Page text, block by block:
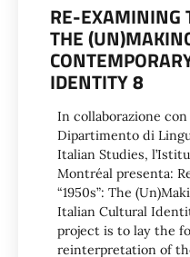
RE-EXAMINING
THE
IDENTITY 8
In collaborazione
Dipartimento di
Italian Studies,
Montréal presenta:
“1950s”: The
Italian Cultural
project is to lay the
reinterpretation of